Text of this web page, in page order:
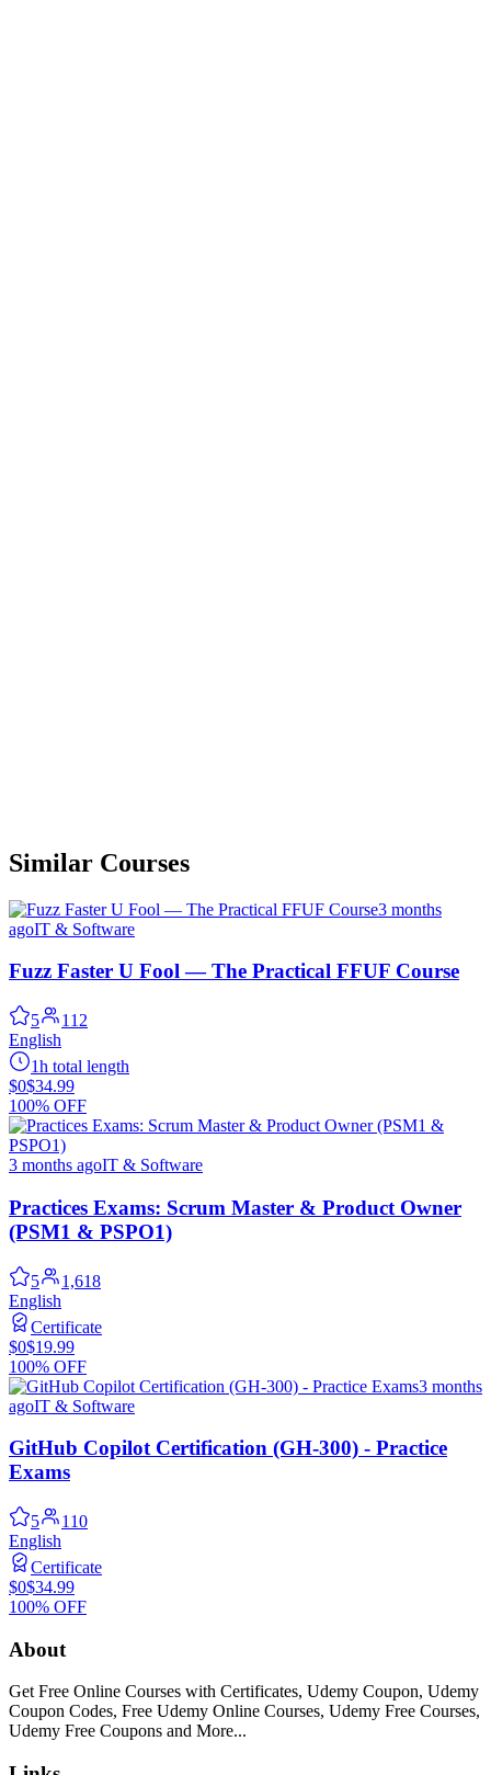
Similar Courses
3 months
agoIT & Software
Fuzz Faster U Fool — The Practical FFUF Course
5
112
English
1h total length
$0$34.99
100% OFF
3 months agoIT & Software
Practices Exams: Scrum Master & Product Owner
(PSM1 & PSPO1)
5
1,618
English
Certificate
$0$19.99
100% OFF
3 months
agoIT & Software
GitHub Copilot Certification (GH-300) - Practice
Exams
5
110
English
Certificate
$0$34.99
100% OFF
About
Get Free Online Courses with Certificates, Udemy Coupon, Udemy
Coupon Codes, Free Udemy Online Courses, Udemy Free Courses,
Udemy Free Coupons and More...